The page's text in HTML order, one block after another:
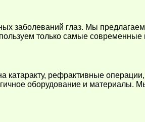
заболеваний глаз. Мы
только самые
рефрактивные операции,
оборудование и материалы.